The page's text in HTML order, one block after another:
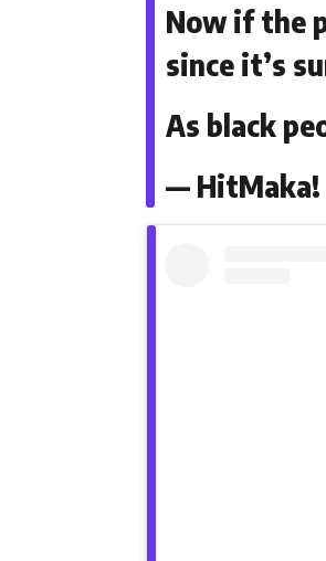
Now if the
since it’s
As black
— HitMaka!